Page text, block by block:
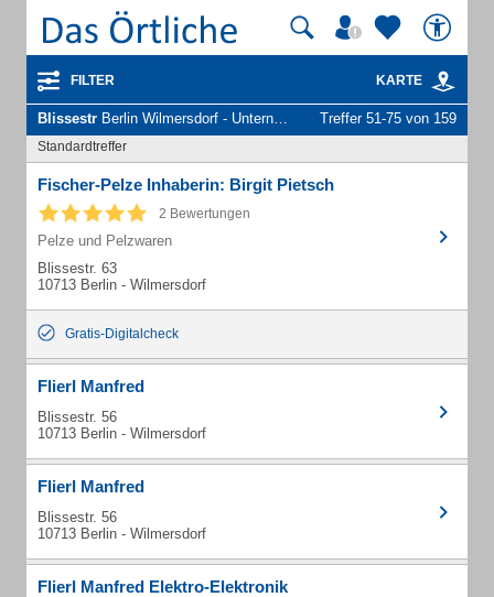
FILTER KARTE
Blissestr Berlin Wilmersdorf - Unternehmen und Personen Treffer 51-75 von 159
Standardtreffer
Fischer-Pelze Inhaberin: Birgit Pietsch
2 Bewertungen
Pelze und Pelzwaren
Blissestr. 63
10713 Berlin - Wilmersdorf
Gratis-Digitalcheck
Flierl Manfred
Blissestr. 56
10713 Berlin - Wilmersdorf
Flierl Manfred
Blissestr. 56
10713 Berlin - Wilmersdorf
Flierl Manfred Elektro-Elektronik